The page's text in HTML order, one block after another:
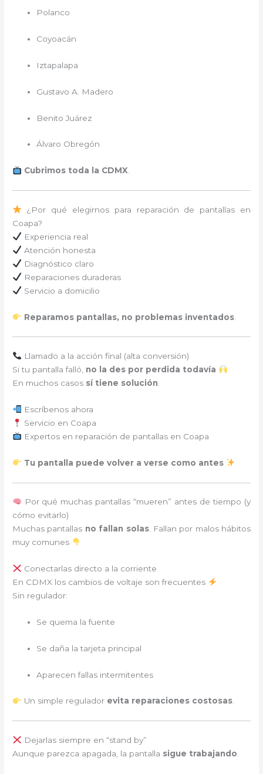
Polanco
Coyoacán
Iztapalapa
Gustavo A. Madero
Benito Juárez
Álvaro Obregón
Cubrimos toda la CDMX.
¿Por qué elegirnos para reparación de pantallas en
Coapa?
Experiencia real
Atención honesta
Diagnóstico claro
Reparaciones duraderas
Servicio a domicilio
Reparamos pantallas, no problemas inventados.
Llamado a la acción final (alta conversión)
Si tu pantalla falló, no la des por perdida todavía
En muchos casos sí tiene solución
Escríbenos ahora
Servicio en Coapa
Expertos en reparación de pantallas en Coapa
Tu pantalla puede volver a verse como antes
Por qué muchas pantallas “mueren” antes de tiempo (y
cómo evitarlo)
Muchas pantallas no fallan solas. Fallan por malos hábitos
muy comunes
Conectarlas directo a la corriente
En CDMX los cambios de voltaje son frecuentes
Sin regulador:
Se quema la fuente
Se daña la tarjeta principal
Aparecen fallas intermitentes
Un simple regulador evita reparaciones costosas.
Dejarlas siempre en “stand by”
Aunque parezca apagada, la pantalla sigue trabajando